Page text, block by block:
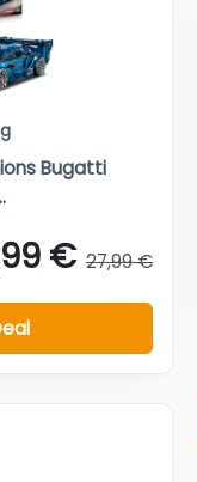
Bugatti
€ 27,99 €